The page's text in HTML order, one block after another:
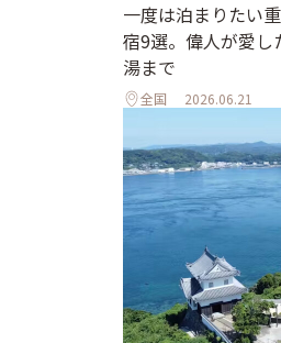
一度は泊まりたい
宿9選。偉人が愛し
湯まで
全国 2026.06.21